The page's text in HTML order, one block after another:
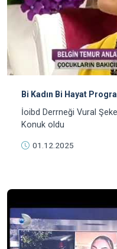
Bi Kadın Bi Hayat
İoibd Derrneği Vural
Konuk oldu
01.12.2025